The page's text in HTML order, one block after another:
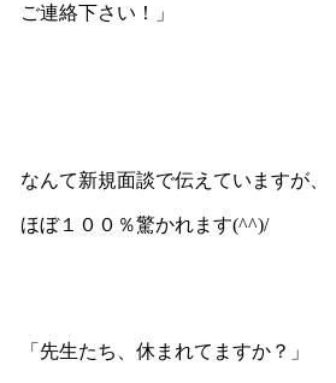
ご連絡下さい！」
なんて新規面談で伝えていますが、
ほぼ１００％驚かれます(^^)/
「先生たち、休まれてますか？」